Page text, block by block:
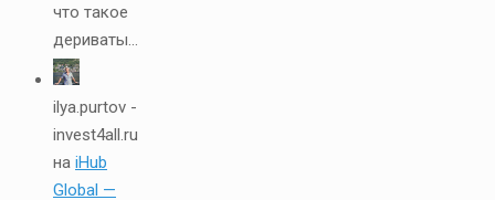
что такое
дериваты...
ilya.purtov -
invest4all.ru
на iHub
Global —